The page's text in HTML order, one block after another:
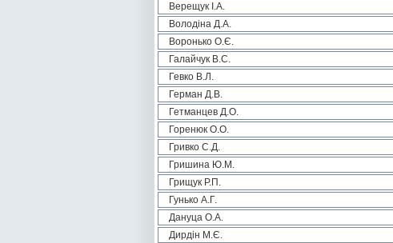
Верещук І.А.
Володіна Д.А.
Воронько О.Є.
Галайчук В.С.
Гевко В.Л.
Герман Д.В.
Гетманцев Д.О.
Горенюк О.О.
Гривко С.Д.
Гришина Ю.М.
Грищук Р.П.
Гунько А.Г.
Дануца О.А.
Дирдін М.Є.